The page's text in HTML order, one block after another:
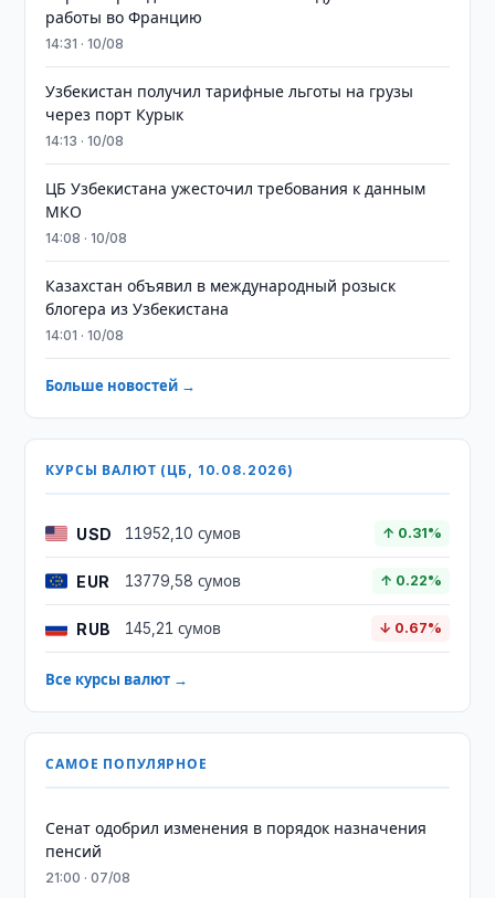
работы во Францию
14:31 · 10/08
Узбекистан получил тарифные льготы на грузы
через порт Курык
14:13 · 10/08
ЦБ Узбекистана ужесточил требования к данным
МКО
14:08 · 10/08
Казахстан объявил в международный розыск
блогера из Узбекистана
14:01 · 10/08
Больше новостей →
КУРСЫ ВАЛЮТ (ЦБ, 10.08.2026)
USD 11952,10 сумов ↑ 0.31%
EUR 13779,58 сумов ↑ 0.22%
RUB 145,21 сумов ↓ 0.67%
Все курсы валют →
САМОЕ ПОПУЛЯРНОЕ
Сенат одобрил изменения в порядок назначения
пенсий
21:00 · 07/08